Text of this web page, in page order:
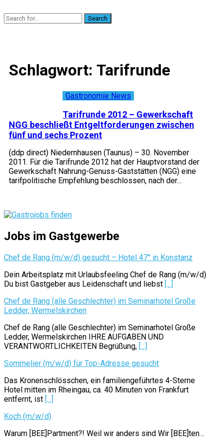
Search
Schlagwort: Tarifrunde
Gastronomie News
Tarifrunde 2012 – Gewerkschaft
NGG beschließt Entgeltforderungen zwischen
fünf und sechs Prozent
(ddp direct) Niedernhausen (Taunus) – 30. November
2011. Für die Tarifrunde 2012 hat der Hauptvorstand der
Gewerkschaft Nahrung-Genuss-Gaststätten (NGG) eine
tarifpolitische Empfehlung beschlossen, nach der…
Jobs im Gastgewerbe
Chef de Rang (m/w/d) gesucht – Hotel 47° in Konstanz
Dein Arbeitsplatz mit Urlaubsfeeling Chef de Rang (m/w/d)
Du bist Gastgeber aus Leidenschaft und liebst [...]
Chef de Rang (alle Geschlechter) im Seminarhotel Große
Ledder, Wermelskirchen
Chef de Rang (alle Geschlechter) im Seminarhotel Große
Ledder, Wermelskirchen IHRE AUFGABEN UND
VERANTWORTLICHKEITEN Begrüßung, [...]
Sommelier (m/w/d) für Top-Adresse gesucht
Das Kronenschlösschen, ein familiengeführtes 4-Sterne
Hotel mitten im Rheingau, ca. 40 Minuten von Frankfurt
entfernt, ist [...]
Koch (m/w/d)
Warum [BEE]Partment?! Weil wir anders sind Wir [BEE]ten…